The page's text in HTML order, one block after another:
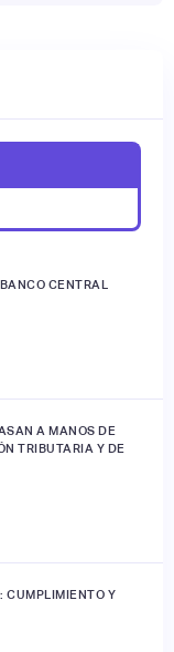
CENTRAL
A MANOS DE
TRIBUTARIA Y DE
CUMPLIMIENTO Y